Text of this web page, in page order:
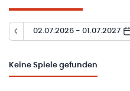
02.07.2026 - 01.07.2027
Keine Spiele gefunden